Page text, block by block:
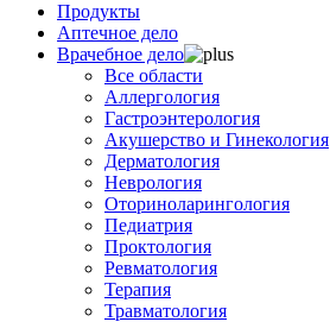
Продукты
Аптечное дело
Врачебное дело
Все области
Аллергология
Гастроэнтерология
Акушерство и Гинекология
Дерматология
Неврология
Оториноларингология
Педиатрия
Проктология
Ревматология
Терапия
Травматология